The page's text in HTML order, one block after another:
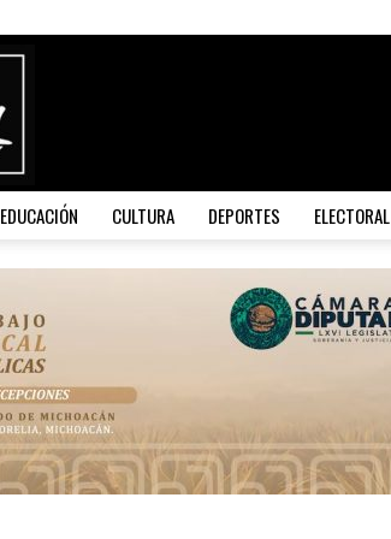
EDUCACIÓN CULTURA DEPORTES ELECTORAL